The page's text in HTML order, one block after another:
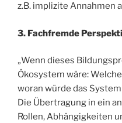
z.B. implizite Annahmen
3. Fachfremde
„Wenn dieses
Ökosystem wäre:
woran würde das
Die Übertragung in ein
Rollen, Abhängigkeiten